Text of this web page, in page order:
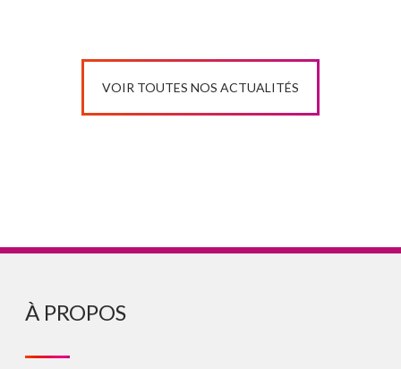
VOIR TOUTES NOS ACTUALITÉS
À PROPOS